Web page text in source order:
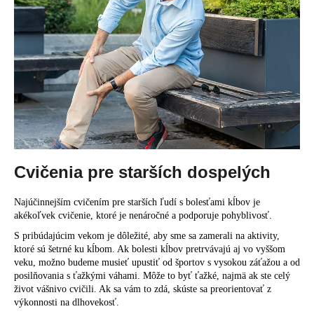
Cvičenia pre starších dospelých
Najúčinnejším cvičením pre starších ľudí s bolesťami kĺbov je
akékoľvek cvičenie, ktoré je nenáročné a podporuje pohyblivosť.
S pribúdajúcim vekom je dôležité, aby sme sa zamerali na aktivity,
ktoré sú šetrné ku kĺbom. Ak bolesti kĺbov pretrvávajú aj vo vyššom
veku, možno budeme musieť upustiť od športov s vysokou záťažou a od
posilňovania s ťažkými váhami. Môže to byť ťažké, najmä ak ste celý
život vášnivo cvičili. Ak sa vám to zdá, skúste sa preorientovať z
výkonnosti na dlhovekosť.